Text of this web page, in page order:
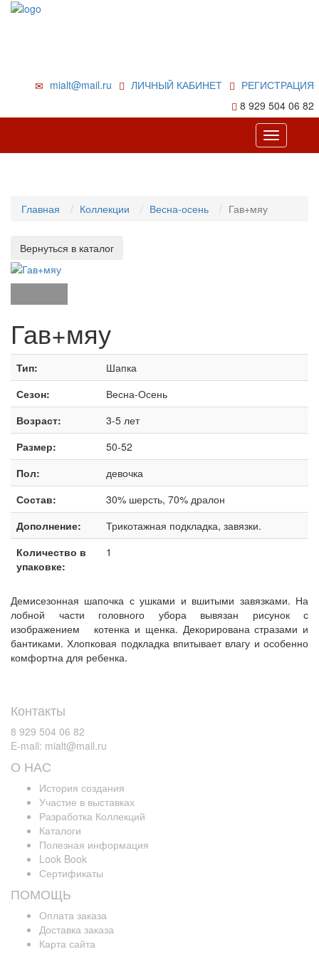
РЕГИСТРАЦИЯ
ЛИЧНЫЙ КАБИНЕТ
mialt@mail.ru
8 929 504 06 82
Toggle
navigation
Главная Коллекции Весна-осень Гав+мяу
Гав+мяу
Тип:
Шапка
Сезон:
Весна-Осень
Возраст:
3-5 лет
Размер:
50-52
Пол:
девочка
Состав:
30% шерсть, 70% дралон
Дополнение:
Трикотажная подкладка, завязки.
Количество в
упаковке:
1
Демисезонная шапочка с ушками и вшитыми завязками. На
лобной части головного убора вывязан рисунок с
изображением котенка и щенка. Декорирована стразами и
бантиками. Хлопковая подкладка впитывает влагу и особенно
комфортна для ребенка.
Контакты
8 929 504 06 82
E-mail: mialt@mail.ru
О НАС
История создания
Участие в выставках
Разработка Коллекций
Каталоги
Полезная информация
Look Book
Сертификаты
ПОМОЩЬ
Оплата заказа
Доставка заказа
Карта сайта